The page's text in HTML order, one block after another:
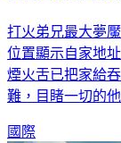
打火弟兄最大夢
位置顯示自家地
煙火舌已把家給
難，目睹一切的
國際